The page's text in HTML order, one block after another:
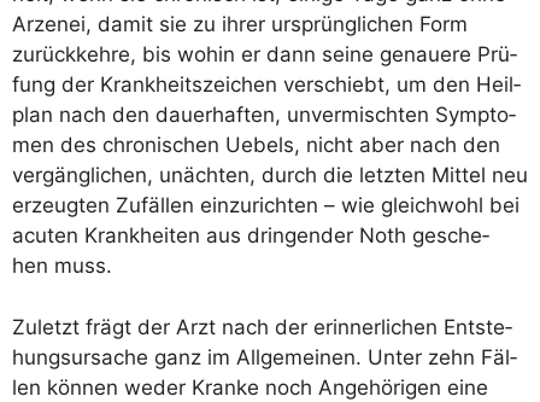
Arzen­ei, damit sie zu ihrer ursprüng­li­chen Form
zurück­keh­re, bis wohin er dann sei­ne genaue­re Prü­
fung der Krank­heits­zei­chen ver­schiebt, um den Heil­
plan nach den dau­er­haf­ten, unver­misch­ten Sym­pto­
men des chro­ni­schen Uebels, nicht aber nach den
ver­gäng­li­chen, unäch­ten, durch die letz­ten Mit­tel neu
erzeug­ten Zufäl­len ein­zu­rich­ten – wie gleich­wohl bei
acu­ten Krank­hei­ten aus drin­gen­der Noth gesche­
hen muss.
Zuletzt frägt der Arzt nach der erin­ner­li­chen Ent­ste­
hungs­ur­sa­che ganz im All­ge­mei­nen. Unter zehn Fäl­
len kön­nen weder Kran­ke noch Ange­hö­ri­gen eine